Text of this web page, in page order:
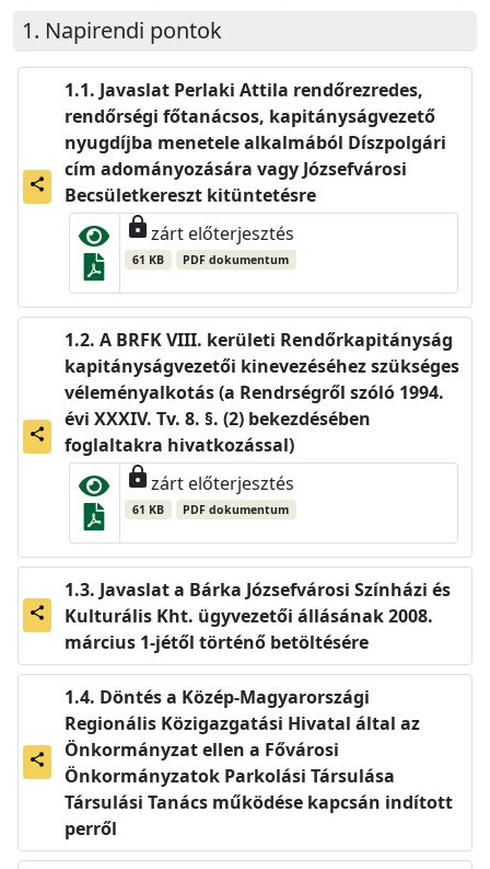
Napirendi pontok
share
Javaslat Perlaki Attila rendőrezredes,
rendőrségi főtanácsos, kapitányságvezető
nyugdíjba menetele alkalmából Díszpolgári
cím adományozására vagy Józsefvárosi
Becsületkereszt kitüntetésre
lockzárt előterjesztés
61 KB PDF dokumentum
share
A BRFK VIII. kerületi Rendőrkapitányság
kapitányságvezetői kinevezéséhez szükséges
véleményalkotás (a Rendrségről szóló 1994.
évi XXXIV. Tv. 8. §. (2) bekezdésében
foglaltakra hivatkozással)
lockzárt előterjesztés
61 KB PDF dokumentum
share
Javaslat a Bárka Józsefvárosi Színházi és
Kulturális Kht. ügyvezetői állásának 2008.
március 1-jétől történő betöltésére
share
Döntés a Közép-Magyarországi
Regionális Közigazgatási Hivatal által az
Önkormányzat ellen a Fővárosi
Önkormányzatok Parkolási Társulása
Társulási Tanács működése kapcsán indított
perről